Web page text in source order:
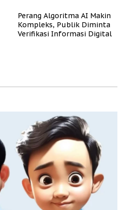
Perang Algoritma AI Makin
Kompleks, Publik Diminta
Verifikasi Informasi Digital